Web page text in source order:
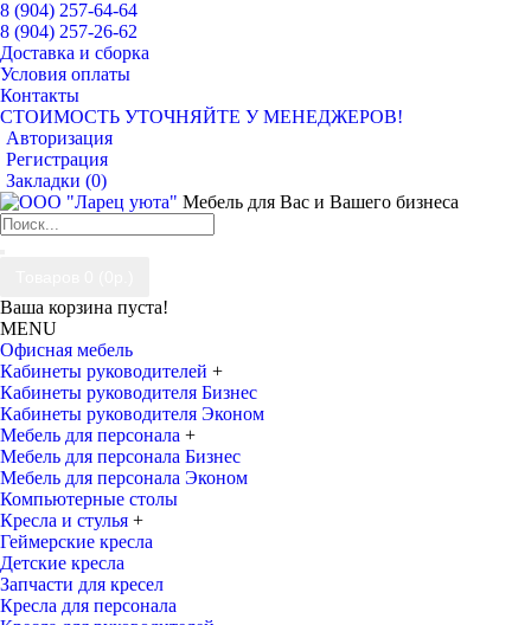
8 (904) 257-64-64
8 (904) 257-26-62
Доставка и сборка
Условия оплаты
Контакты
СТОИМОСТЬ УТОЧНЯЙТЕ У МЕНЕДЖЕРОВ!
Авторизация
Регистрация
Закладки (0)
Мебель для Вас и Вашего бизнеса
Ваша корзина пуста!
MENU
Офисная мебель
Кабинеты руководителей +
Кабинеты руководителя Бизнес
Кабинеты руководителя Эконом
Мебель для персонала +
Мебель для персонала Бизнес
Мебель для персонала Эконом
Компьютерные столы
Кресла и стулья +
Геймерские кресла
Детские кресла
Запчасти для кресел
Кресла для персонала